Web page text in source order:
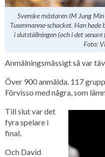
Svenske mästaren IM Jung
Tusenmanna-schacket. Han
i slutställningen (och i det
Foto:
Anmälningsmässigt så var
Över 900 anmälda. 117
Förvisso med några, som
Till slut var det
fyra spelare i
final.
Och David